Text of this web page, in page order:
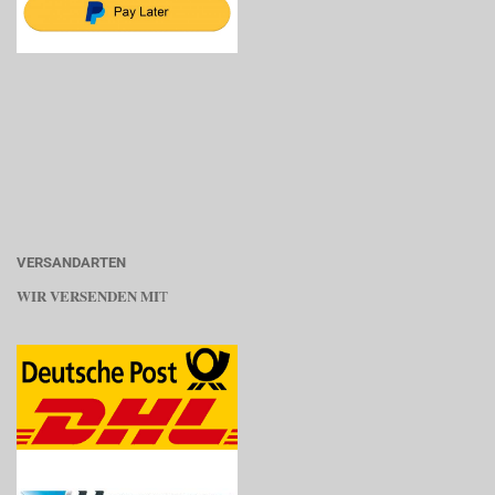
VERSANDARTEN
WIR VERSENDEN MIT